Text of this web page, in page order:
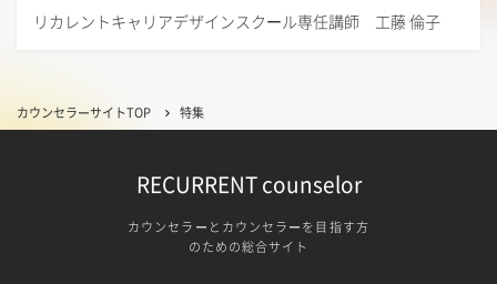
リカレントキャリアデザインスクール専任講師 工藤 倫子
カウンセラーサイトTOP 特集
RECURRENT counselor
カウンセラーとカウンセラーを目指す方
のための総合サイト